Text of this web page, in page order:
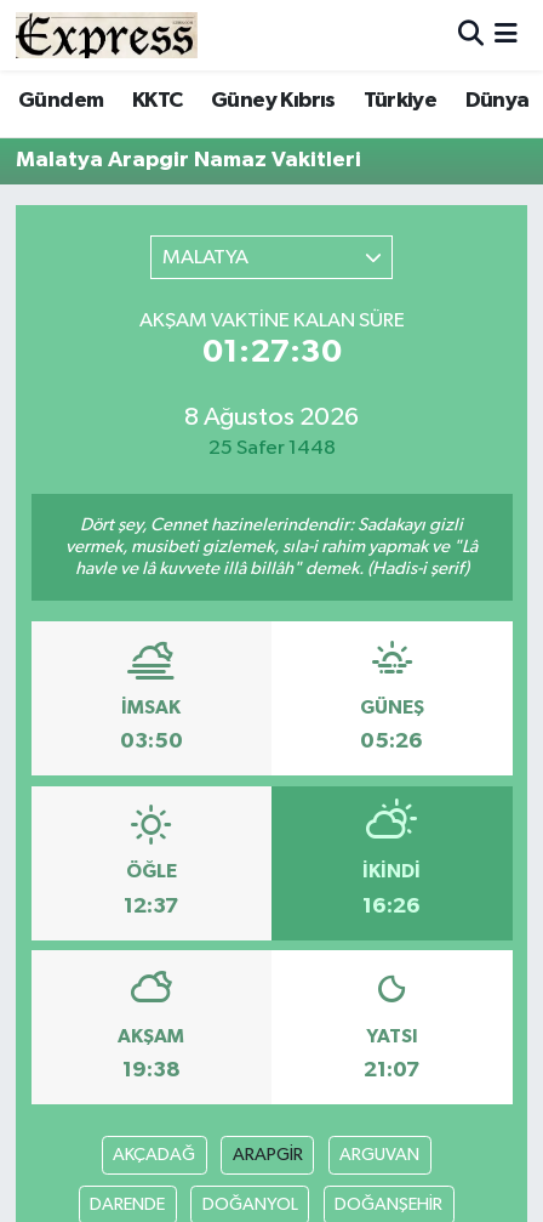
Gündem KKTC Güney Kıbrıs Türkiye Dünya
Malatya Arapgir Namaz Vakitleri
MALATYA
AKŞAM VAKTINE KALAN SÜRE
01:27:30
8 Ağustos 2026
25 Safer 1448
Dört şey, Cennet hazinelerindendir: Sadakayı gizli
vermek, musibeti gizlemek, sıla-i rahim yapmak ve "Lâ
havle ve lâ kuvvete illâ billâh" demek. (Hadis-i şerif)
İMSAK
03:50
GÜNEŞ
05:26
ÖĞLE
12:37
İKINDI
16:26
AKŞAM
19:38
YATSI
21:07
AKÇADAĞ ARAPGİR ARGUVAN
DARENDE DOĞANYOL DOĞANŞEHİR
ALAYKÖY
ALSANCAK
ÇATALKÖY
ENGLISH
GAZİMAĞUSA
GİRNE
GÜNDEM
GÜNEY KIBRIS
İÇ HABERLER
LEFKOŞA
MAGAZİN
Nöbetçi Eczaneler
Hava Durumu
Trafik Durumu
Tüm Manşetler
Son Dakika Haberleri